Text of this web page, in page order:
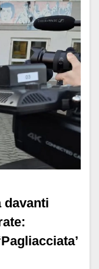
davanti